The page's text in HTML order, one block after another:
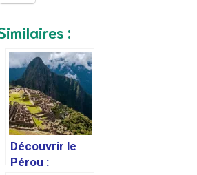
:
Découvrir le
Pérou :